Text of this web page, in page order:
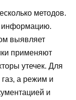
методов.
информацию.
выявляет
применяют
утечек. Для
а режим и
и